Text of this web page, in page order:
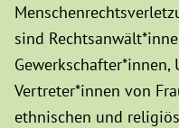
sind
Vertreter*innen von
ethnischen und